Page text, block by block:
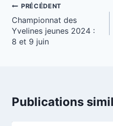
Navigation
de
l’article
PRÉCÉDENT
Championnat des
Yvelines jeunes 2024 :
8 et 9 juin
Publications